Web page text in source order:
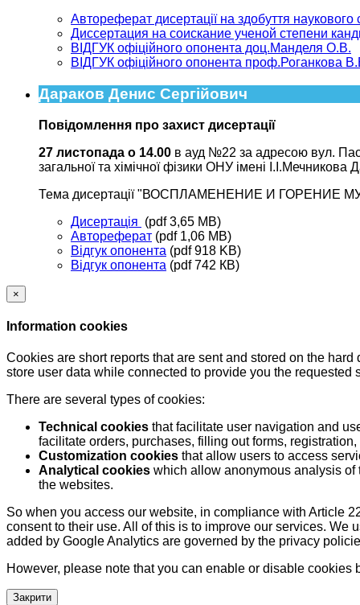
Автореферат дисертації на здобуття
Диссертация на соискание ученой степени
ВІДГУК офіційного опонента доц.Манделя О.В.
ВІДГУК офіційного опонента проф.Роганкова
Дараков Денис Сергійович
Повідомлення про захист дисертації
27 листопада о 14.00 в ауд №22 за адресою вул.
загальної та хімічної фізики ОНУ імені
Тема дисертації "ВОСПЛАМЕНЕНИЕ И ГОРЕНИЕ
Дисертація (pdf 3,65 MB)
Автореферат (pdf 1,06 MB)
Відгук опонента (pdf 918 KB)
Відгук опонента (pdf 742 КB)
×
Information cookies
Cookies are short reports that are sent and stored on the
store user data while connected to provide you the
There are several types of cookies:
Technical cookies that facilitate user navigation and
facilitate orders, purchases, filling out forms,
Customization cookies that allow users to access
Analytical cookies which allow anonymous analysis
the websites.
So when you access our website, in compliance with Article
consent to their use. All of this is to improve our services.
added by Google Analytics are governed by the privacy
However, please note that you can enable or disable cookies
Закрити